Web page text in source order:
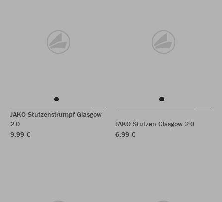
JAKO Stutzenstrumpf Glasgow
2.0
9,99 €
JAKO Stutzen Glasgow 2.0
6,99 €